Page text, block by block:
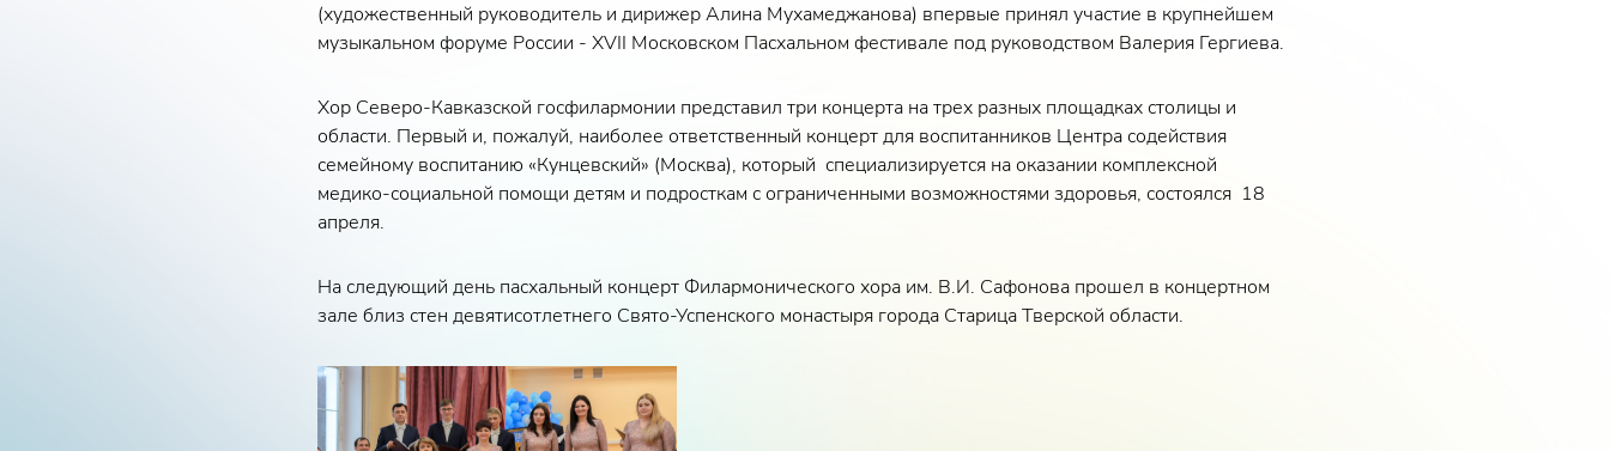
(художественный руководитель и дирижер Алина Мухамеджанова) впервые принял участие в крупнейшем
музыкальном форуме России - XVII Московском Пасхальном фестивале под руководством Валерия Гергиева.
Хор Северо-Кавказской госфилармонии представил три концерта на трех разных площадках столицы и
области. Первый и, пожалуй, наиболее ответственный концерт для воспитанников Центра содействия
семейному воспитанию «Кунцевский» (Москва), который специализируется на оказании комплексной
медико-социальной помощи детям и подросткам с ограниченными возможностями здоровья, состоялся 18
апреля.
На следующий день пасхальный концерт Филармонического хора им. В.И. Сафонова прошел в концертном
зале близ стен девятисотлетнего Свято-Успенского монастыря города Старица Тверской области.